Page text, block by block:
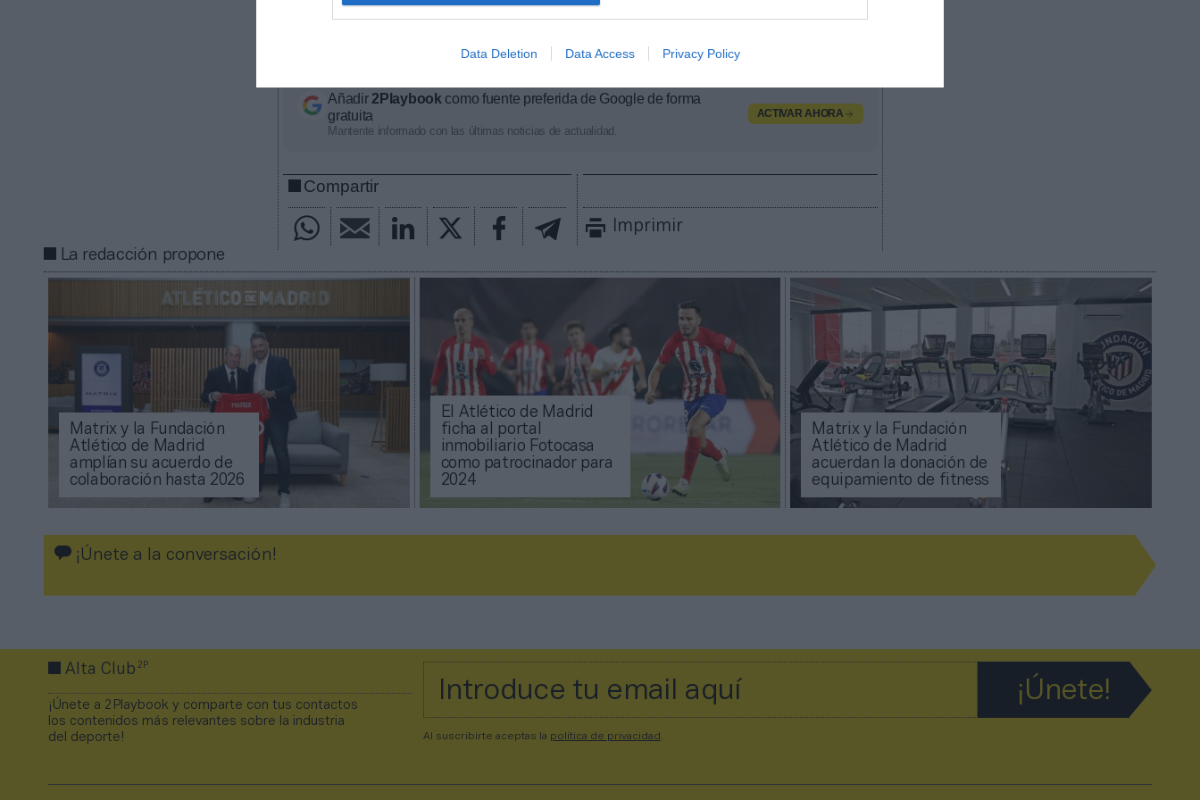
Data Deletion Data Access Privacy Policy
contacta con nosotros a través de intelligence@2playbook.com.
Añadir2Playbook como fuente preferida de Google de forma
gratuita
Mantente informado con las últimas noticias de actualidad.
ACTIVAR AHORA
Compartir
Imprimir
La redacción propone
Matrix y la Fundación
Atlético de Madrid
amplían su acuerdo de
colaboración hasta 2026
El Atlético de Madrid
ficha al portal
inmobiliario Fotocasa
como patrocinador para
2024
Matrix y la Fundación
Atlético de Madrid
acuerdan la donación de
equipamiento de fitness
¡Únete a la conversación!
Alta Club2P
¡Únete a 2Playbook y comparte con tus contactos
los contenidos más relevantes sobre la industria
del deporte!
Al suscribirte aceptas la política de privacidad